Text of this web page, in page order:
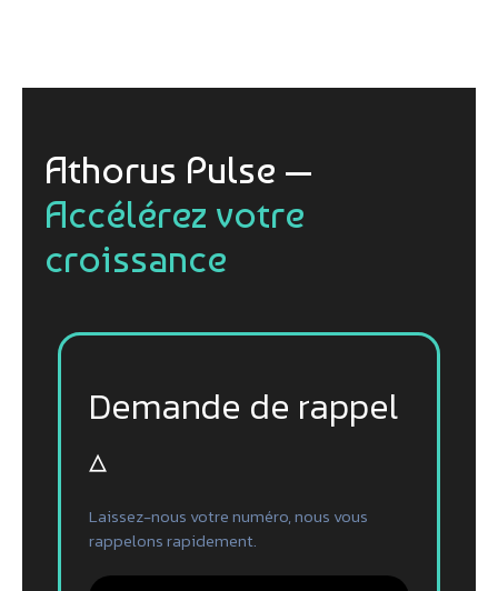
Athorus Pulse —
Accélérez votre
croissance
Demande de rappel
▵
Laissez-nous votre numéro, nous vous
rappelons rapidement.